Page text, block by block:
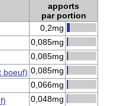
apports
par portion
0,2mg
0,085mg
0,085mg
boeuf) 0,085mg
0,066mg
0,048mg